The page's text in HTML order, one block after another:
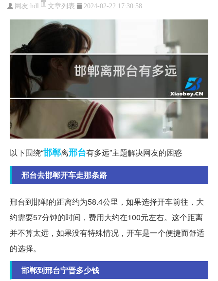
网友:hdl 文章列表 2024-02-22 17:30:58
以下围绕“邯郸离邢台有多远”主题解决网友的困惑
邢台去邯郸开车走那条路
邢台到邯郸的距离约为58.4公里，如果选择开车前往，大
约需要57分钟的时间，费用大约在100元左右。这个距离
并不算太远，如果没有特殊情况，开车是一个便捷而舒适
的选择。
邯郸到邢台宁晋多少钱